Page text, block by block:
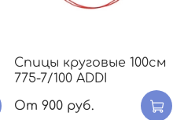
Спицы круговые 100см
775-7/100 ADDI
От 900 руб.